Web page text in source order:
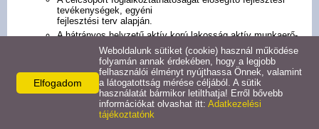
EFOP-1.5.2-16-2017-00008
tevékenységek, egyéni
fejlesztési terv alapján.
A hátrányos helyzetű aktív korú lakosság aktív munkaerő-
piaci eszközökben való
részesedésének elősegítése.
A helyi kisközösségek társadalmi szerepének megerősítése:
Közösségfejlesztéshez, közösségépítéshez kapcsolódó
tevékenységek.
Fiatalok közösségépítése.
Elfogadom
Weboldalunk sütiket (cookie) használ működése
folyamán annak érdekében, hogy a legjobb
felhasználói élményt nyújthassa Önnek, valamint
a látogatottság mérése céljából. A sütik
használatát bármikor letilthatja! Erről bővebb
információkat olvashat itt: Adatkezelési
tájékoztatónk